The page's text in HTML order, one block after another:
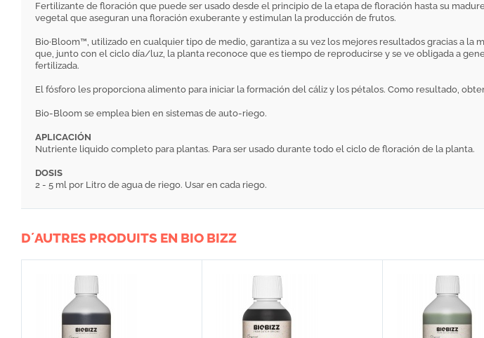
Fertilizante de floración que puede ser usado desde el principio de la etapa de floración hasta su
vegetal que aseguran una floración exuberante y estimulan la producción de frutos.
Bio·Bloom™, utilizado en cualquier tipo de medio, garantiza a su vez los mejores resultados gracias a
que, junto con el ciclo día/luz, la planta reconoce que es tiempo de reproducirse y se ve obligada a
fertilizada.
El fósforo les proporciona alimento para iniciar la formación del cáliz y los pétalos. Como resultado,
Bio-Bloom se emplea bien en sistemas de auto-riego.
APLICACIÓN
Nutriente liquido completo para plantas. Para ser usado durante todo el ciclo de floración de la planta.
DOSIS
2 - 5 ml por Litro de agua de riego. Usar en cada riego.
D´AUTRES PRODUITS EN BIO BIZZ